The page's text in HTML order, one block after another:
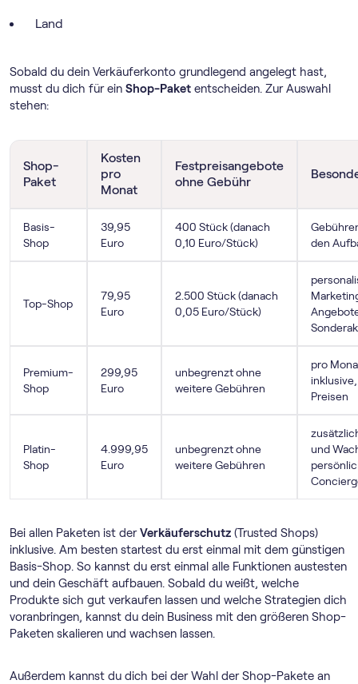
Land
Sobald du dein Verkäuferkonto grundlegend angelegt hast,
musst du dich für ein Shop-Paket entscheiden. Zur Auswahl
stehen:
Shop-
Paket
Kosten
pro
Monat
Festpreisangebote
ohne Gebühr
Basis-
Shop
39,95
Euro
400 Stück (danach
0,10 Euro/Stück)
den
Top-Shop
79,95
Euro
2.500 Stück (danach
0,05 Euro/Stück)
Premium-
Shop
299,95
Euro
unbegrenzt ohne
weitere Gebühren
pro
Preisen
Platin-
Shop
4.999,95
Euro
unbegrenzt ohne
weitere Gebühren
und
Bei allen Paketen ist derVerkäuferschutz (Trusted Shops)
inklusive. Am besten startest du erst einmal mit dem günstigen
Basis-Shop. So kannst du erst einmal alle Funktionen austesten
und dein Geschäft aufbauen. Sobald du weißt, welche
Produkte sich gut verkaufen lassen und welche Strategien dich
voranbringen, kannst du dein Business mit den größeren Shop-
Paketen skalieren und wachsen lassen.
Außerdem kannst du dich bei der Wahl der Shop-Pakete an